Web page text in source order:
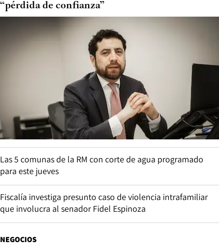
“pérdida de confianza”
Las 5 comunas de la RM con corte de agua programado
para este jueves
Fiscalía investiga presunto caso de violencia intrafamiliar
que involucra al senador Fidel Espinoza
NEGOCIOS